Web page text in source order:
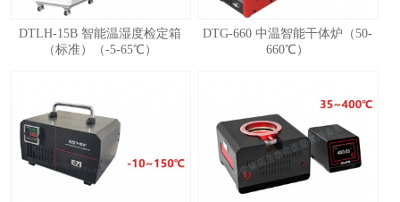
DTLH-15B 智能温湿度检定箱
（标准）（-5-65℃）
DTG-660 中温智能干体炉（50-
660℃）